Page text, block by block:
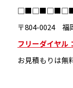
〒804-0024 福
フリーダイヤ
お見積もりは無